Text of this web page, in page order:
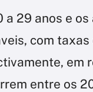
a 29 anos e
com
em
entre os